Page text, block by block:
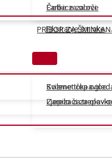
Fiksiranje šminke
Farbe za obrve
Svilene trepavice
Ljepilo za
Četkice za oči
PRIBOR ZA
Kozmetička
Zarezači za olovke